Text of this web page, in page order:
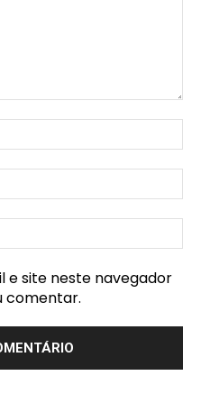
e site neste navegador
comentar.